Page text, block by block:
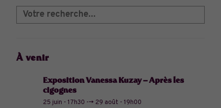
À venir
Exposition Vanessa Kuzay – Après les
cigognes
25 juin - 17h30 --> 29 août - 19h00